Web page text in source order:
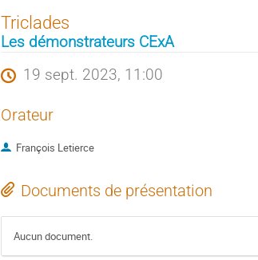
Triclades
Les démonstrateurs CExA
19 sept. 2023, 11:00
Orateur
François Letierce
Documents de présentation
Aucun document.